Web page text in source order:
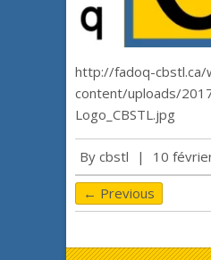
http://fadoq-cbstl.ca/
content/uploads/
Logo_CBSTL.jpg
By cbstl | 10
← Previous